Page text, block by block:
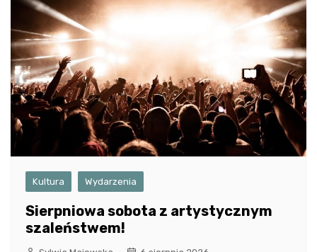
Kultura Wydarzenia
Sierpniowa sobota z artystycznym
szaleństwem!